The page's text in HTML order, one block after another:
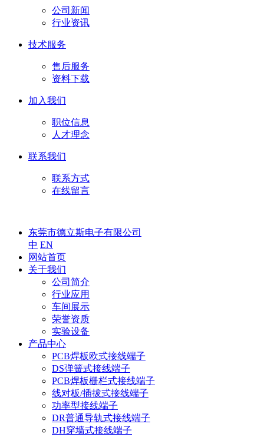
公司新闻
行业资讯
技术服务
售后服务
资料下载
加入我们
职位信息
人才理念
联系我们
联系方式
在线留言
东莞市德立斯电子有限公司
中 EN
网站首页
关于我们
公司简介
行业应用
车间展示
荣誉资质
实验设备
产品中心
PCB焊板欧式接线端子
DS弹簧式接线端子
PCB焊板栅栏式接线端子
线对板/插拔式接线端子
功率型接线端子
DR普通导轨式接线端子
DH穿墙式接线端子